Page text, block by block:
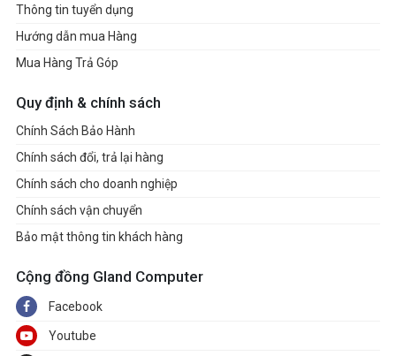
Thông tin tuyển dụng
Hướng dẫn mua Hàng
Mua Hàng Trả Góp
Quy định & chính sách
Chính Sách Bảo Hành
Chính sách đổi, trả lại hàng
Chính sách cho doanh nghiệp
Chính sách vận chuyển
Bảo mật thông tin khách hàng
Cộng đồng Gland Computer
Facebook
Youtube